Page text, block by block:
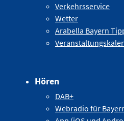
Verkehrsservice
Wetter
Arabella Bayern
Hören
DAB+
Webradio für